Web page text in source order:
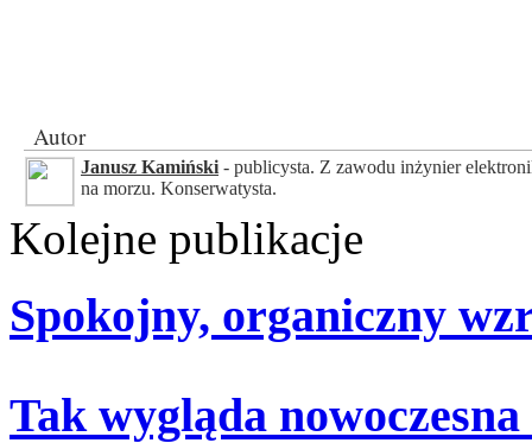
Autor
Janusz Kamiński - publicysta. Z zawodu inżynier
na morzu. Konserwatysta.
Kolejne publikacje
Spokojny, organiczny
Tak wygląda